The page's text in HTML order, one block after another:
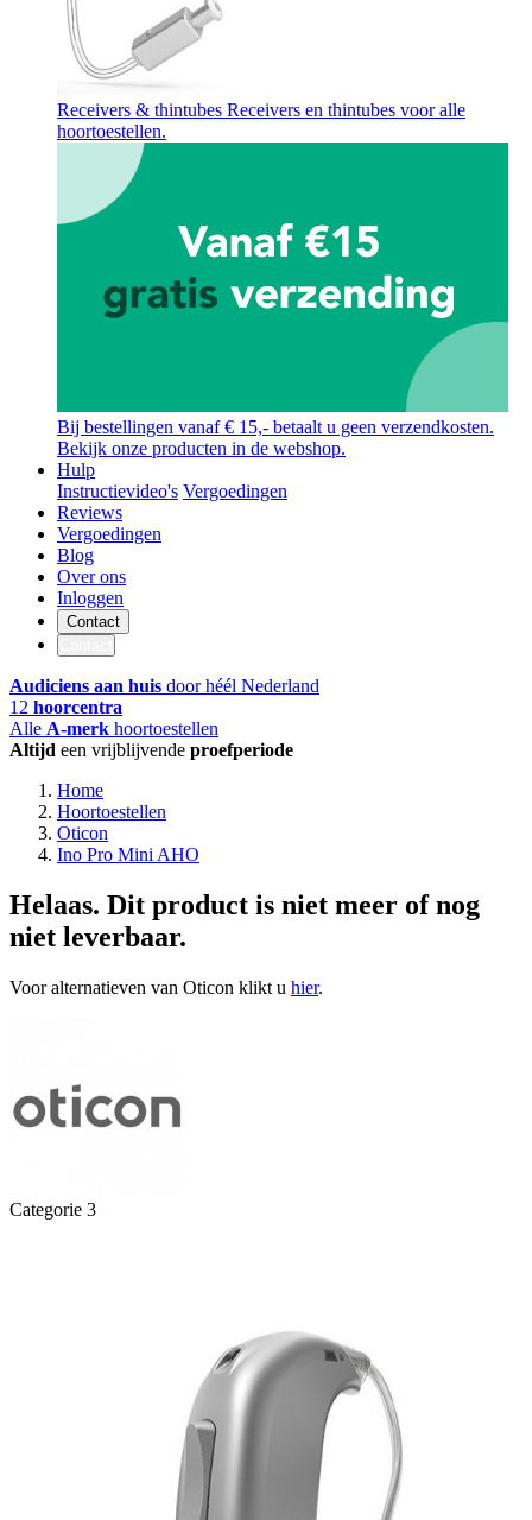
Receivers & thintubes Receivers en thintubes voor alle
hoortoestellen.
Bij bestellingen vanaf € 15,- betaalt u geen verzendkosten.
Bekijk onze producten in de webshop.
Hulp
Instructievideo's Vergoedingen
Reviews
Vergoedingen
Blog
Over ons
Inloggen
Contact
Audiciens aan huis door héél Nederland
12 hoorcentra
Alle A-merk hoortoestellen
Altijd een vrijblijvende proefperiode
Home
Hoortoestellen
Oticon
Ino Pro Mini AHO
Helaas. Dit product is niet meer of nog
niet leverbaar.
Voor alternatieven van Oticon klikt u hier.
Categorie 3